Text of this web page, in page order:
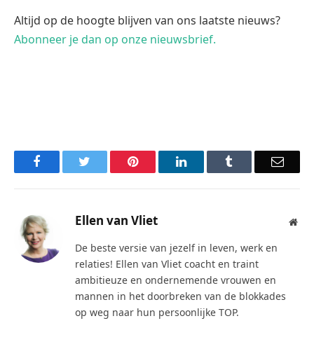
Altijd op de hoogte blijven van ons laatste nieuws?
Abonneer je dan op onze nieuwsbrief.
Facebook Pinterest LinkedIn Email
Ellen van Vliet
De beste versie van jezelf in leven, werk en
relaties! Ellen van Vliet coacht en traint
ambitieuze en ondernemende vrouwen en
mannen in het doorbreken van de blokkades
op weg naar hun persoonlijke TOP.